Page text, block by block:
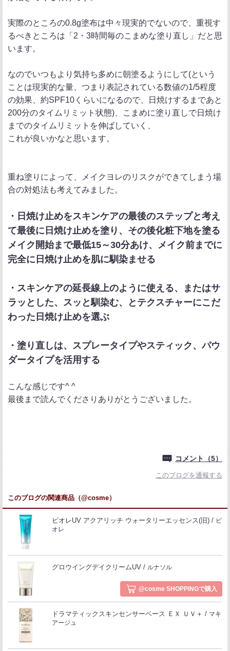
実際のところの0.8g塗布は中々現実的でないので、重視す
るべきところは「2・3時間毎のこまめな塗り直し」だと思
います。
なのでいつもより気持ち多めに朝塗るようにして(という
ことは現実的な量、つまり表記されている数値の1/5程度
の効果、約SPF10くらいになるので、日焼けするまであと
200分のタイムリミット状態)、こまめに塗り直しで日焼け
までのタイムリミットを伸ばしていく、
これが良いかなと思います。
重ね塗りによって、メイクヨレのリスクができてしまう場
合の対処法も考えてみました。
・日焼け止めをスキンケアの最後のステップと考え
て最後に日焼け止めを塗り、その後化粧下地を塗る
メイク開始まで最低15～30分あけ、メイク前までに
完全に日焼け止めを肌に馴染ませる
・スキンケアの延長線上のように使える、またはサ
ラッとした、スッと馴染む、とテクスチャーにこだ
わった日焼け止めを選ぶ
・塗り直しは、スプレータイプやスティック、パウ
ダータイプを活用する
こんな感じです^ ^
最後まで読んでくださりありがとうございました。
コメント（5）
このブログを通報する
このブログの関連商品（@cosme）
ビオレUV アクアリッチ ウォータリーエッセンス(旧)
ビ
オレ
グロウイングデイクリームUV ルナソル
@cosme SHOPPINGで購入
ドラマティックスキンセンサーベース ＥＸ ＵＶ＋
マキ
アージュ